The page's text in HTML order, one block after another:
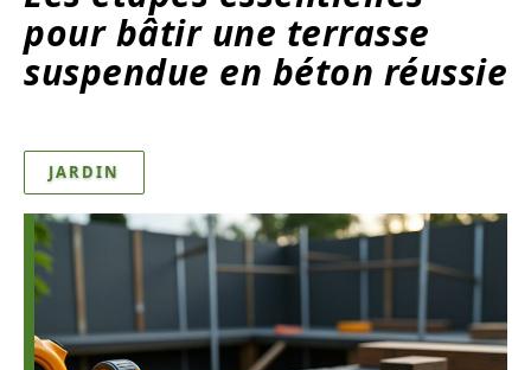
pour bâtir une terrasse
suspendue en béton réussie
JARDIN